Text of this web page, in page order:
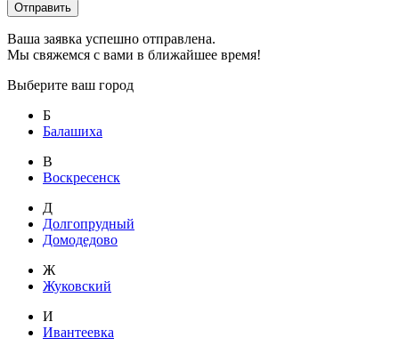
Отправить
Ваша заявка успешно отправлена.
Мы свяжемся с вами в ближайшее время!
Выберите ваш город
Б
Балашиха
В
Воскресенск
Д
Долгопрудный
Домодедово
Ж
Жуковский
И
Ивантеевка